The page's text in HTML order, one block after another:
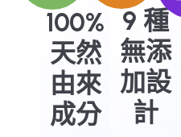
100%
天然
由來
成分
9 種
無添
加設
計